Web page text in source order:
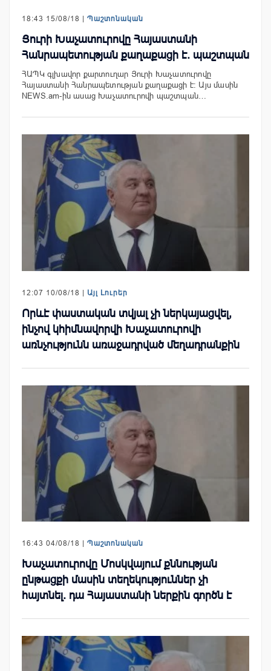
18:43 15/08/18 | Պաշտոնական
Յուրի Խաչատուրովը Հայաստանի
Հանրապետության քաղաքացի է. պաշտպան
ՀԱՊԿ գլխավոր քարտուղար Յուրի Խաչատուրովը
Հայաստանի Հանրապետության քաղաքացի է: Այս մասին
NEWS.am-ին ասաց Խաչատուրովի պաշտպան…
12:07 10/08/18 | Այլ Լուրեր
Որևէ փաստական տվյալ չի ներկայացվել,
ինչով կհիմնավորվի Խաչատուրովի
առնչությունն առաջադրված մեղադրանքին
16:43 04/08/18 | Պաշտոնական
Խաչատուրովը Մոսկվայում քննության
ընթացքի մասին տեղեկություններ չի
հայտնել. դա Հայաստանի ներքին գործն է